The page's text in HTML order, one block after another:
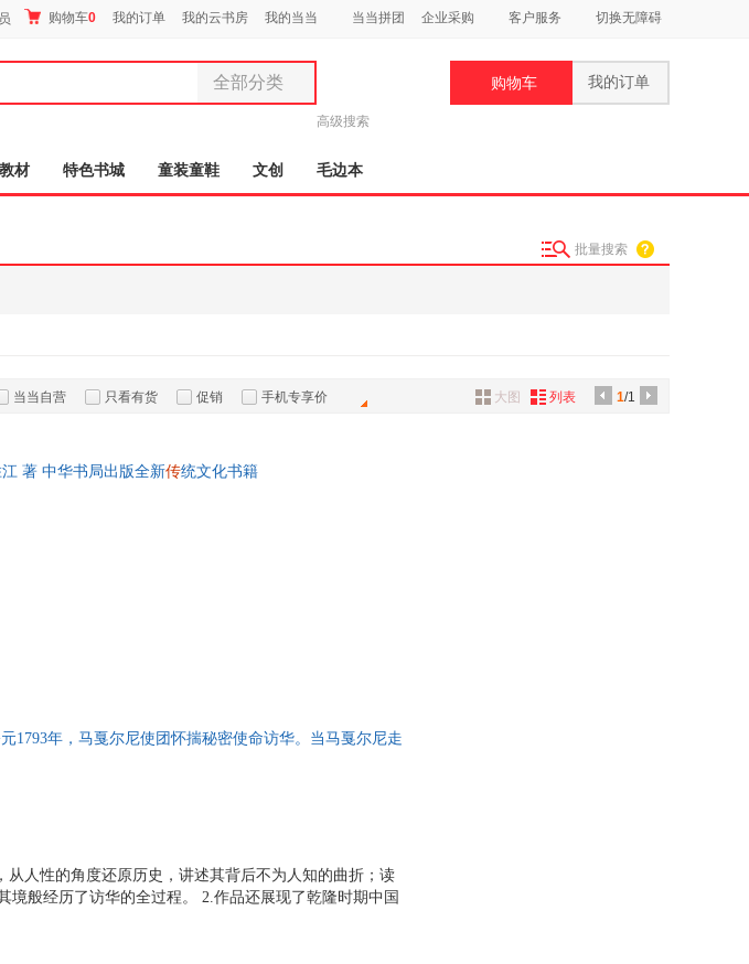
购物车0 我的订单 我的云书房 我的当当 当当拼团 企业采购 客户服务 切换无障碍
全部分类
图书
电子书
家居日用
服装
高级搜索
购物车 我的订单
材 特色书城 童装童鞋 文创 毛边本
批量搜索
当当自营 只看有货 促销 手机专享价 1/1
大图 列表
著 中华书局出版全新传统文化书籍
年，马戛尔尼使团怀揣秘密使命访华。当马戛尔尼走
人性的角度还原历史，讲述其背后不为人知的曲折；读
般经历了访华的全过程。 2.作品还展现了乾隆时期中国
使团访华期间中英双方产生了种种摩擦，今人宜反思：
界，是否又在经历一次兴衰交替、百年未有之大变局？